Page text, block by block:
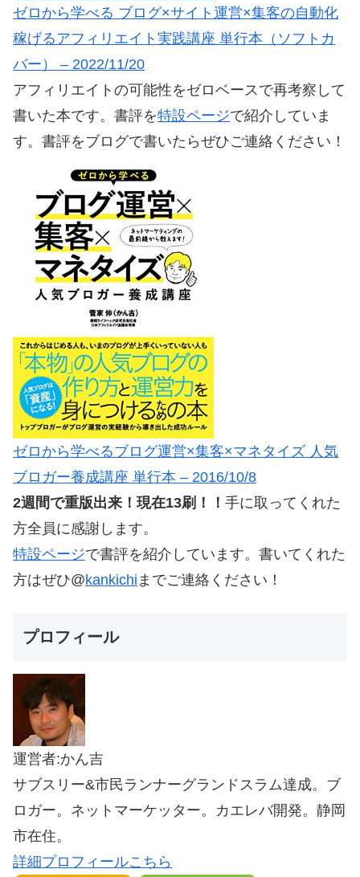
ゼロから学べる ブログ×サイト運営×集客の自動化
稼げるアフィリエイト実践講座 単行本（ソフトカ
バー） – 2022/11/20
アフィリエイトの可能性をゼロベースで再考察して
書いた本です。書評を特設ページで紹介していま
す。書評をブログで書いたらぜひご連絡ください！
ゼロから学べるブログ運営×集客×マネタイズ 人気
ブロガー養成講座 単行本 – 2016/10/8
2週間で重版出来！現在13刷！！ 手に取ってくれた
方全員に感謝します。
特設ページで書評を紹介しています。書いてくれた
方はぜひ@kankichi までご連絡ください！
プロフィール
運営者:かん吉
サブスリー&市民ランナーグランドスラム達成。ブ
ロガー。ネットマーケッター。カエレバ開発。静岡
市在住。
詳細プロフィールこちら